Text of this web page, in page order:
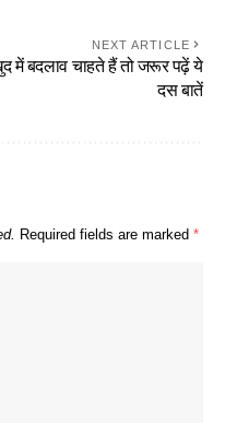
NEXT ARTICLE
में बदलाव चाहते हैं तो जरूर पढ़ें ये
दस बातें
Required fields are marked *